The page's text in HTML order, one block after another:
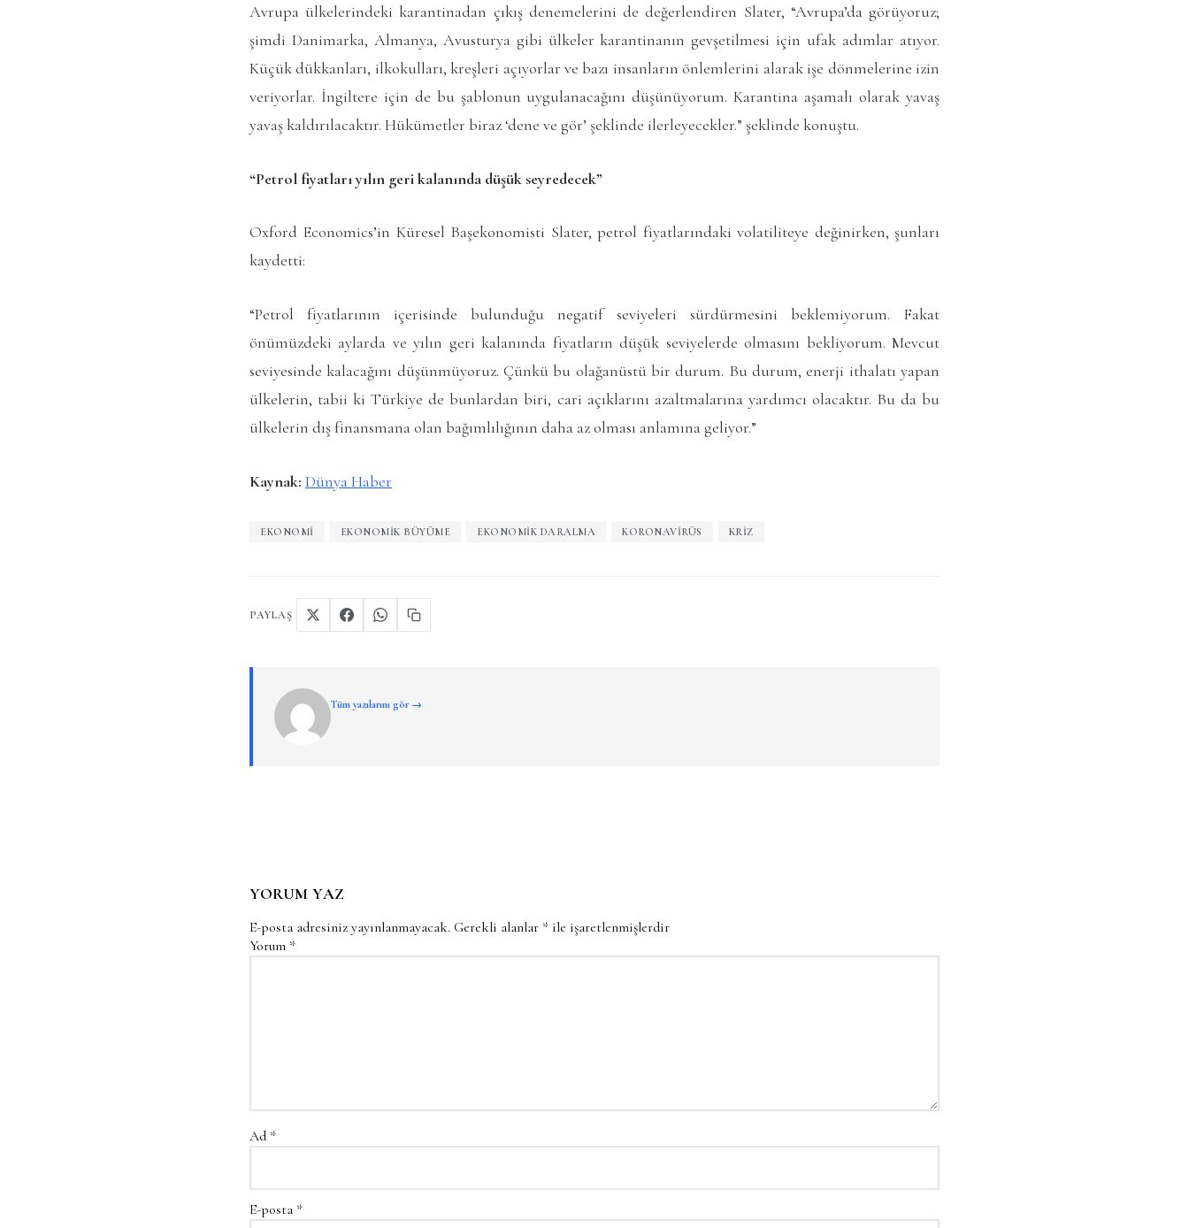
Avrupa ülkelerindeki karantinadan çıkış denemelerini de değerlendiren Slater, “Avrupa’da görüyoruz;
şimdi Danimarka, Almanya, Avusturya gibi ülkeler karantinanın gevşetilmesi için ufak adımlar atıyor.
Küçük dükkanları, ilkokulları, kreşleri açıyorlar ve bazı insanların önlemlerini alarak işe dönmelerine izin
veriyorlar. İngiltere için de bu şablonun uygulanacağını düşünüyorum. Karantina aşamalı olarak yavaş
yavaş kaldırılacaktır. Hükümetler biraz ‘dene ve gör’ şeklinde ilerleyecekler.” şeklinde konuştu.
“Petrol fiyatları yılın geri kalanında düşük seyredecek”
Oxford Economics’in Küresel Başekonomisti Slater, petrol fiyatlarındaki volatiliteye değinirken, şunları
kaydetti:
“Petrol fiyatlarının içerisinde bulunduğu negatif seviyeleri sürdürmesini beklemiyorum. Fakat
önümüzdeki aylarda ve yılın geri kalanında fiyatların düşük seviyelerde olmasını bekliyorum. Mevcut
seviyesinde kalacağını düşünmüyoruz. Çünkü bu olağanüstü bir durum. Bu durum, enerji ithalatı yapan
ülkelerin, tabii ki Türkiye de bunlardan biri, cari açıklarını azaltmalarına yardımcı olacaktır. Bu da bu
ülkelerin dış finansmana olan bağımlılığının daha az olması anlamına geliyor.”
Kaynak: Dünya Haber
EKONOMI EKONOMIK BÜYÜME EKONOMIK DARALMA KORONAVIRÜS KRIZ
PAYLAŞ
Tüm yazılarını gör →
YORUM YAZ
E-posta adresiniz yayınlanmayacak. Gerekli alanlar * ile işaretlenmişlerdir
Yorum *
Ad *
E-posta *